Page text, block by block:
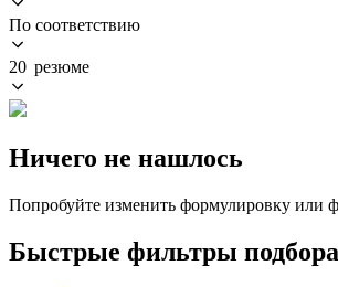
По соответствию
20 резюме
Ничего не нашлось
Попробуйте изменить формулировку или
Быстрые фильтры